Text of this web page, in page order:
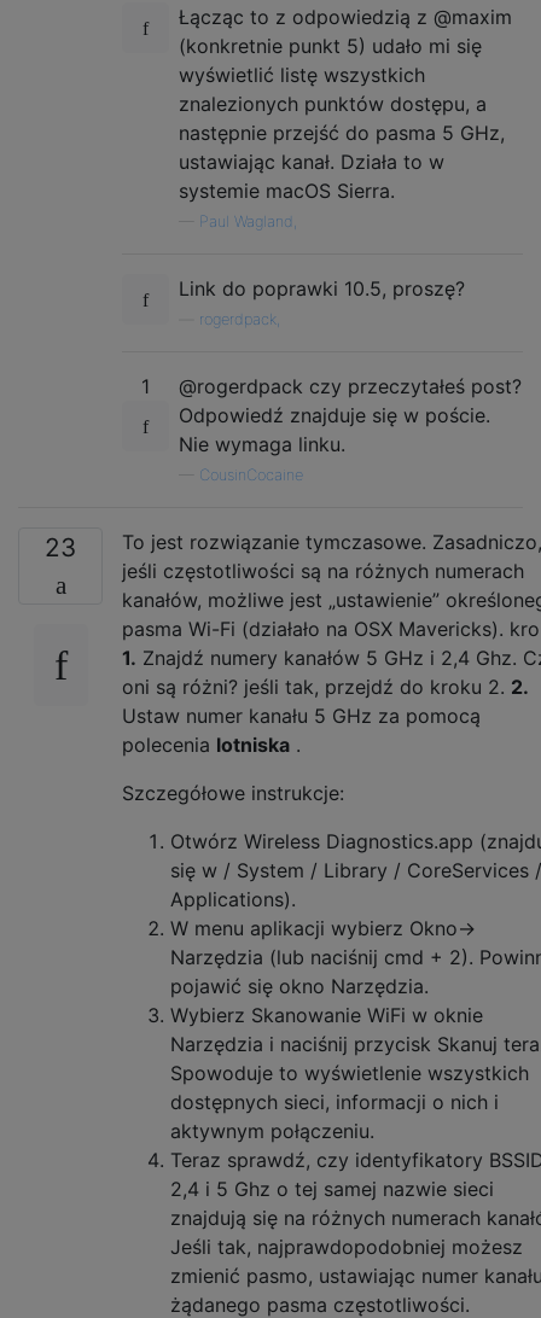
Łącząc to z odpowiedzią z @maxim
(konkretnie punkt 5) udało mi się
wyświetlić listę wszystkich
znalezionych punktów dostępu, a
następnie przejść do pasma 5 GHz,
ustawiając kanał. Działa to w
systemie macOS Sierra.
Paul Wagland,
Link do poprawki 10.5, proszę?
rogerdpack,
1
@rogerdpack czy przeczytałeś post?
Odpowiedź znajduje się w poście.
Nie wymaga linku.
CousinCocaine
23
To jest rozwiązanie tymczasowe. Zasadniczo,
jeśli częstotliwości są na różnych numerach
kanałów, możliwe jest „ustawienie”
pasma Wi-Fi (działało na OSX Mavericks).
1. Znajdź numery kanałów 5 GHz i 2,4 Ghz.
oni są różni? jeśli tak, przejdź do kroku 2. 2.
Ustaw numer kanału 5 GHz za pomocą
polecenia lotniska .
Szczegółowe instrukcje:
Otwórz Wireless Diagnostics.app
się w / System / Library / CoreServices /
Applications).
W menu aplikacji wybierz Okno->
Narzędzia (lub naciśnij cmd + 2).
pojawić się okno Narzędzia.
Wybierz Skanowanie WiFi w oknie
Narzędzia i naciśnij przycisk Skanuj
Spowoduje to wyświetlenie wszystkich
dostępnych sieci, informacji o nich i
aktywnym połączeniu.
Teraz sprawdź, czy identyfikatory
2,4 i 5 Ghz o tej samej nazwie sieci
znajdują się na różnych numerach
Jeśli tak, najprawdopodobniej możesz
zmienić pasmo, ustawiając numer
żądanego pasma częstotliwości.